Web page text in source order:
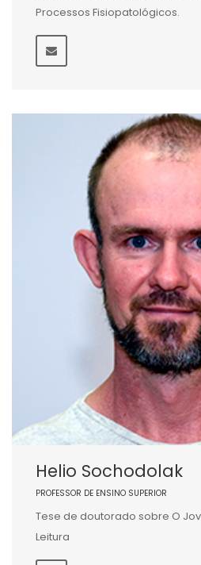
Processos Fisiopatológicos.
Helio Sochodolak
PROFESSOR DE ENSINO SUPERIOR
Tese de doutorado sobre O
Leitura